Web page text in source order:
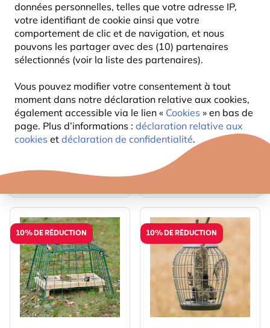
données personnelles, telles que votre adresse IP,
votre identifiant de cookie ainsi que votre
comportement de clic et de navigation, et nous
pouvons les partager avec des (10) partenaires
sélectionnés (voir la liste des partenaires).
Vous pouvez modifier votre consentement à tout
moment dans notre déclaration relative aux cookies,
également accessible via le lien « Cookies » en bas de
page. Plus d’informations : déclaration relative aux
cookies et déclaration de confidentialité.
Silo à graines Bruxelles
avec protection
24,29
26,99
Cage de protection
pour boules / blocs de
graisse
31,49
34,99
10% DE RÉDUCTION 10% DE RÉDUCTION